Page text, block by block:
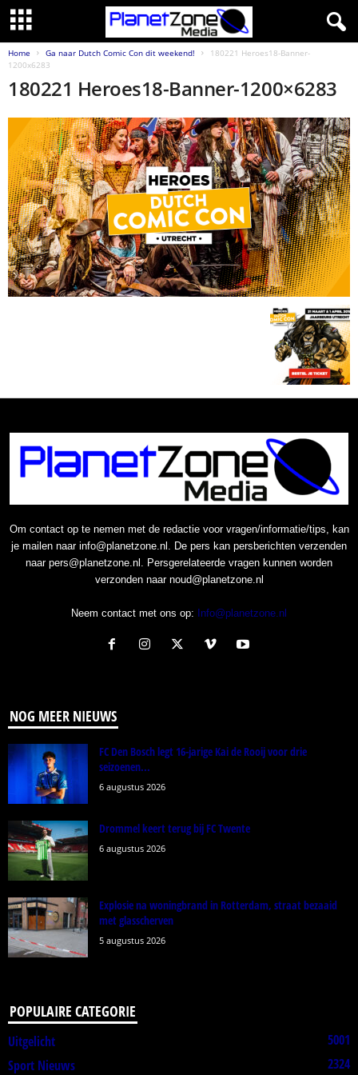
Home Ga naar Dutch Comic Con dit weekend!
180221 Heroes18-Banner-
1200x6283
180221 Heroes18-Banner-1200×6283
Om contact op te nemen met de redactie voor vragen/informatie/tips, kan
je mailen naar info@planetzone.nl. De pers kan persberichten verzenden
naar pers@planetzone.nl. Persgerelateerde vragen kunnen worden
verzonden naar noud@planetzone.nl
Neem contact met ons op: Info@planetzone.nl
NOG MEER NIEUWS
FC Den Bosch legt 16-jarige Kai de Rooij voor drie
seizoenen...
6 augustus 2026
Drommel keert terug bij FC Twente
6 augustus 2026
Explosie na woningbrand in Rotterdam, straat bezaaid
met glasscherven
5 augustus 2026
POPULAIRE CATEGORIE
Uitgelicht
5001
Sport Nieuws
2324